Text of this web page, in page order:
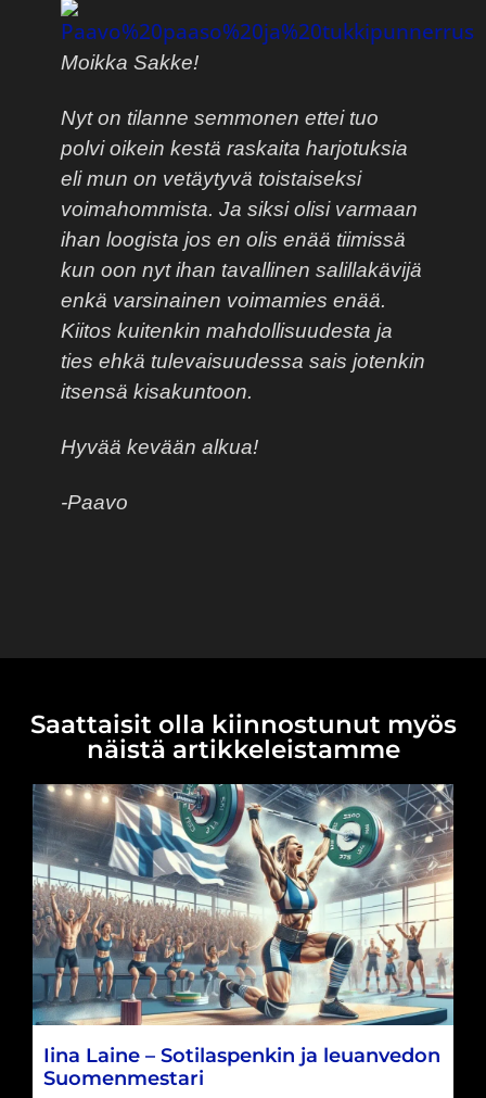
Moikka Sakke!
Nyt on tilanne semmonen ettei tuo
polvi oikein kestä raskaita harjotuksia
eli mun on vetäytyvä toistaiseksi
voimahommista. Ja siksi olisi varmaan
ihan loogista jos en olis enää tiimissä
kun oon nyt ihan tavallinen salillakävijä
enkä varsinainen voimamies enää.
Kiitos kuitenkin mahdollisuudesta ja
ties ehkä tulevaisuudessa sais jotenkin
itsensä kisakuntoon.
Hyvää kevään alkua!
-Paavo
Saattaisit olla kiinnostunut myös
näistä artikkeleistamme
Iina Laine – Sotilaspenkin ja leuanvedon
Suomenmestari